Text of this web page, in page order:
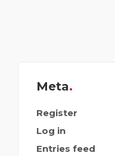
Meta
Register
Log in
Entries feed